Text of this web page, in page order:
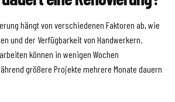
hängt von verschiedenen Faktoren ab, wie
und der Verfügbarkeit von Handwerkern.
können in wenigen Wochen
größere Projekte mehrere Monate dauern